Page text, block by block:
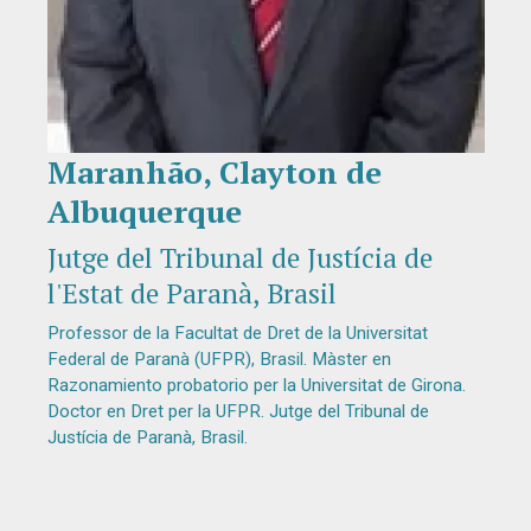
Diapositiva 1 de 1
Maranhão, Clayton de
Albuquerque
Jutge del Tribunal de Justícia de
l'Estat de Paranà, Brasil
Professor de la Facultat de Dret de la Universitat
Federal de Paranà (UFPR), Brasil. Màster en
Razonamiento probatorio per la Universitat de Girona.
Doctor en Dret per la UFPR. Jutge del Tribunal de
Justícia de Paranà, Brasil.